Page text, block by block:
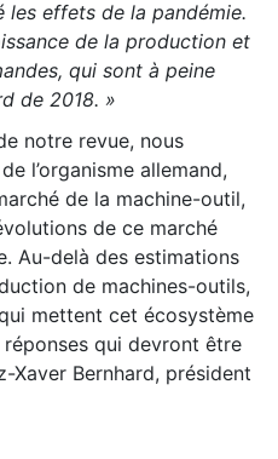
les effets de la pandémie.
de la production et
qui sont à peine
de 2018. »
notre revue, nous
l’organisme allemand,
de la machine-outil,
de ce marché
Au-delà des estimations
de machines-outils,
mettent cet écosystème
qui devront être
Xaver Bernhard, président